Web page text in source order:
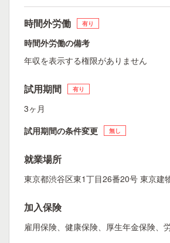
時間外労働 有り
時間外労働の備考
年収を表示する権限がありません
試用期間 有り
3ヶ月
試用期間の条件変更
無し
就業場所
東京都渋谷区東1丁目26番20号 東京建
加入保険
雇用保険、健康保険、厚生年金保険、